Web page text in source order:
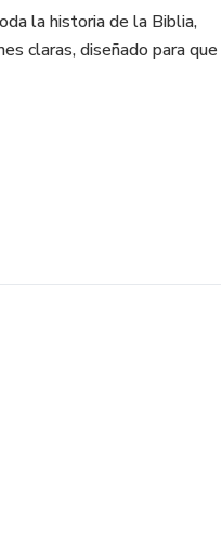
la historia de la Biblia,
claras, diseñado para que